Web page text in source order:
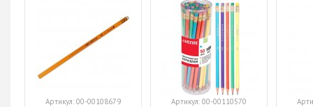
Артикул: 00-00108679 Артикул: 00-00110570